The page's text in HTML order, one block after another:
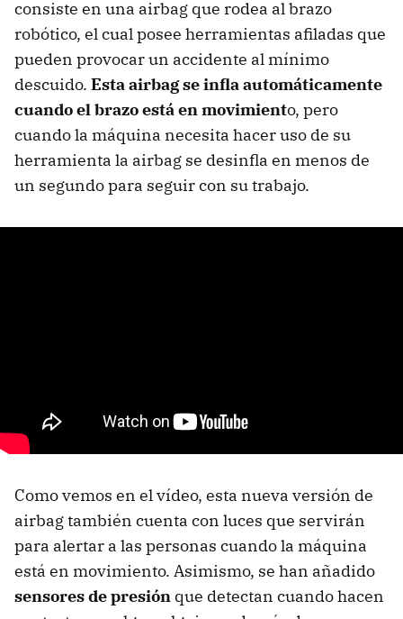
consiste en una airbag que rodea al brazo
robótico, el cual posee herramientas afiladas que
pueden provocar un accidente al mínimo
descuido. Esta airbag se infla automáticamente
cuando el brazo está en movimiento, pero
cuando la máquina necesita hacer uso de su
herramienta la airbag se desinfla en menos de
un segundo para seguir con su trabajo.
Como vemos en el vídeo, esta nueva versión de
airbag también cuenta con luces que servirán
para alertar a las personas cuando la máquina
está en movimiento. Asimismo, se han añadido
sensores de presión que detectan cuando hacen